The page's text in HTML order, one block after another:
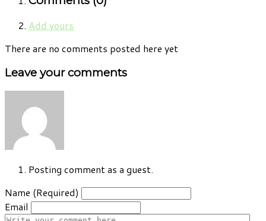
Add yours
There are no comments posted here yet
Leave your comments
Posting comment as a guest.
Name (Required)
Email